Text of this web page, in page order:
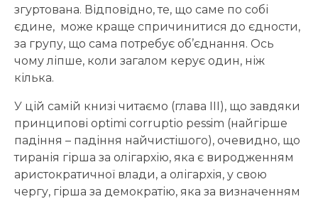
згуртована. Відповідно, те, що саме по собі
єдине, може краще спричинитися до єдности,
за групу, що сама потребує об’єднання. Ось
чому ліпше, коли загалом керує один, ніж
кілька.
У цій самій книзі читаємо (глава III), що завдяки
принципові optimi corruptio pessim (найгірше
падіння – падіння найчистішого), очевидно, що
тиранія гірша за олігархію, яка є виродженням
аристократичної влади, а олігархія, у свою
чергу, гірша за демократію, яка за визначенням